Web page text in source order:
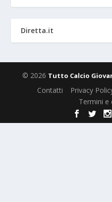
Diretta.it
© 2026 Tutto Calcio
Contatti Privacy
Termini e